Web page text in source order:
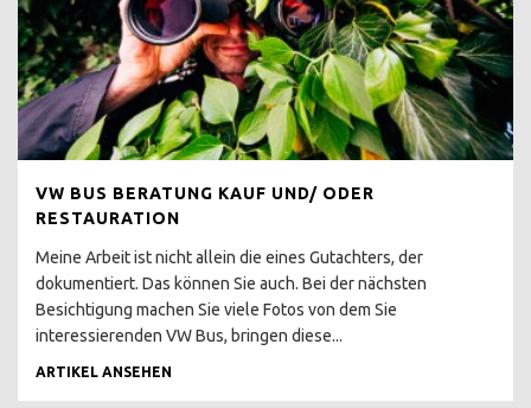
GUT BERATEN ?
TRAUMBUS FINDEN,
SICHER !
ONLINE KOSTENLOS
ONE KLICK BUY
WERKSTATTEMPFEHLUNG
REFERENZEN
DU NERVST NICHT
VW BUS BERATUNG KAUF UND/ ODER
RESTAURATION
Meine Arbeit ist nicht allein die eines Gutachters, der
dokumentiert. Das können Sie auch. Bei der nächsten
Besichtigung machen Sie viele Fotos von dem Sie
interessierenden VW Bus, bringen diese...
ARTIKEL ANSEHEN